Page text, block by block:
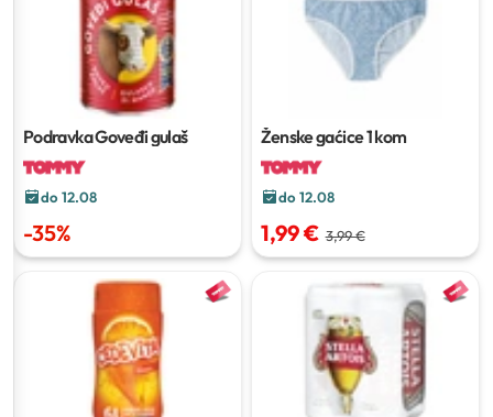
Podravka Goveđi gulaš
do 12.08
-35%
Ženske gaćice1 kom
do 12.08
1,99 € 3,99 €